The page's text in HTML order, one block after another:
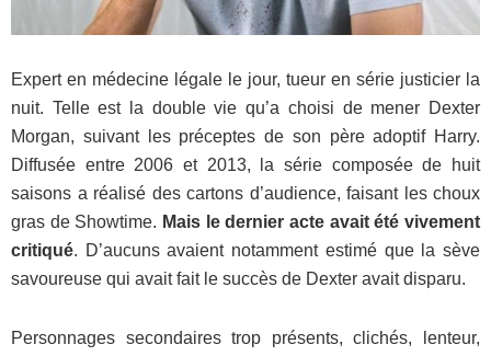
Expert en médecine légale le jour, tueur en série justicier la
nuit. Telle est la double vie qu’a choisi de mener Dexter
Morgan, suivant les préceptes de son père adoptif Harry.
Diffusée entre 2006 et 2013, la série composée de huit
saisons a réalisé des cartons d’audience, faisant les choux
gras de Showtime. Mais le dernier acte avait été vivement
critiqué. D’aucuns avaient notamment estimé que la sève
savoureuse qui avait fait le succès de Dexter avait disparu.
Personnages secondaires trop présents, clichés, lenteur,